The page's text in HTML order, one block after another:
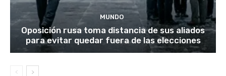
MUNDO
Oposición rusa toma distancia de sus aliados
para evitar quedar fuera de las elecciones